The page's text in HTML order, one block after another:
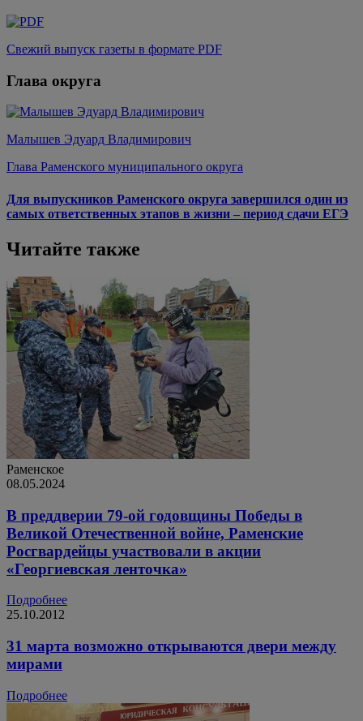
Свежий выпуск газеты в формате PDF
Глава округа
Малышев Эдуард Владимирович
Глава Раменского муниципального округа
Для выпускников Раменского округа завершился один из
самых ответственных этапов в жизни – период сдачи ЕГЭ
Читайте также
Раменское
08.05.2024
В преддверии 79-ой годовщины Победы в
Великой Отечественной войне, Раменские
Росгвардейцы участвовали в акции
«Георгиевская ленточка»
Подробнее
25.10.2012
31 марта возможно открываются двери между
мирами
Подробнее